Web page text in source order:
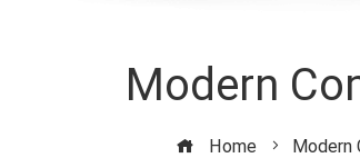
Modern
Home Modern